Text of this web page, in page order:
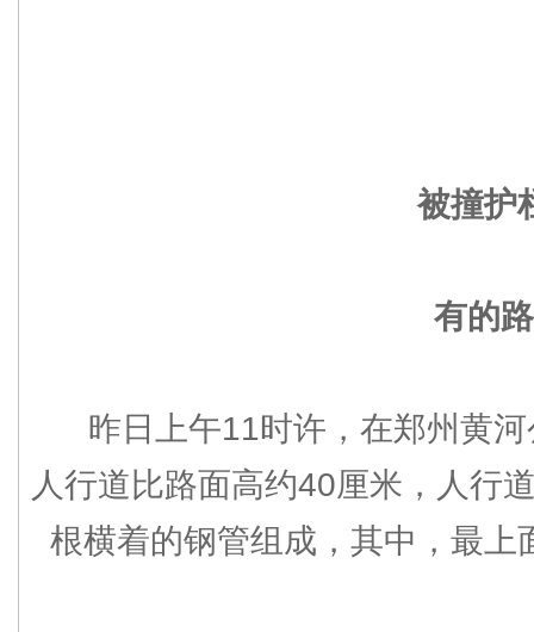
被撞护
有的
昨日上午11时许，在郑州黄河
人行道比路面高约40厘米，人行
根横着的钢管组成，其中，最